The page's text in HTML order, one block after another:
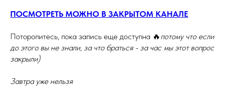
ПОСМОТРЕТЬ МОЖНО В ЗАКРЫТОМ КАНАЛЕ
Поторопитесь, пока запись еще доступна 🔥 потому что если
до этого вы не знали, за что браться - за час мы этот вопрос
закрыли)
Завтра уже нельзя